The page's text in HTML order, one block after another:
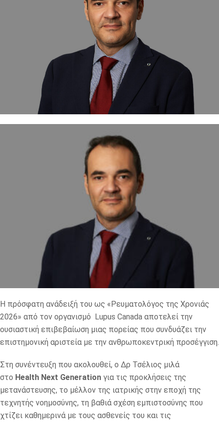
Η πρόσφατη ανάδειξή του ως «Ρευματολόγος της Χρονιάς
2026» από τον οργανισμό Lupus Canada αποτελεί την
ουσιαστική επιβεβαίωση μιας πορείας που συνδυάζει την
επιστημονική αριστεία με την ανθρωποκεντρική προσέγγιση.
Στη συνέντευξη που ακολουθεί, ο Δρ Τσέλιος μιλά
στο Health Next Generation για τις προκλήσεις της
μετανάστευσης, το μέλλον της ιατρικής στην εποχή της
τεχνητής νοημοσύνης, τη βαθιά σχέση εμπιστοσύνης που
χτίζει καθημερινά με τους ασθενείς του και τις